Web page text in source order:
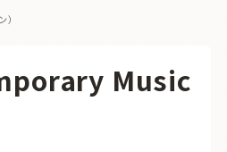
海の向こうの音楽家
ンサート
過去の特集
信スケジュール
Music